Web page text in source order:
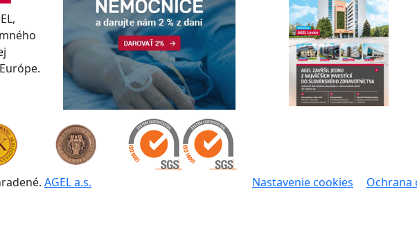
AGEL a.s. Nastavenie cookies
Ochrana